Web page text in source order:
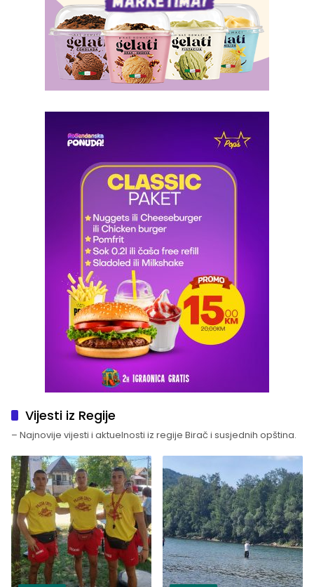
Vijesti iz Regije
– Najnovije vijesti i aktuelnosti iz regije Birač i susjednih opština.